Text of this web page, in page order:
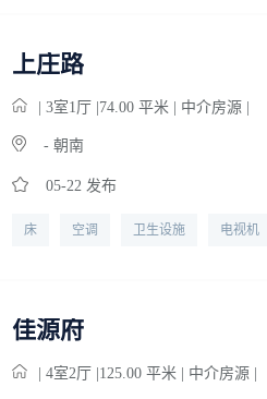
上庄路
| 3室1 厅 |74.00 平米 | 中介房源 |
- 朝南
05-22 发布
床 空调 卫生设施 电视机
佳源府
| 4室2厅 |125.00 平米 | 中介房源 |